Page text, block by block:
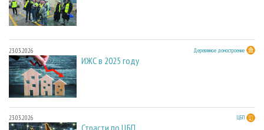
23.03.2026 Деревянное домостроение
ИЖС в 2025 году
23.03.2026 ЦБП